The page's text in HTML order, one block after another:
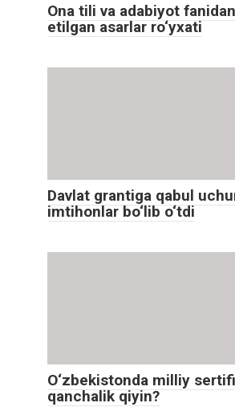
Ona tili va adabiyot
etilgan asarlar ro‘yxati
Davlat grantiga qabul
imtihonlar bo‘lib o‘tdi
O‘zbekistonda milliy
qanchalik qiyin?